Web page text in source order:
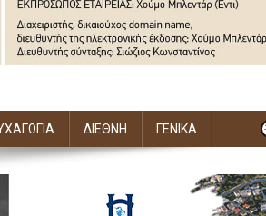
ΔΙΕΘΝΗ ΓΕΝΙΚΑ